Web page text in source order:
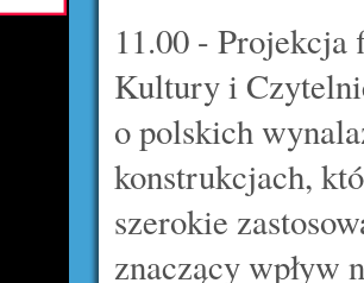
11.00 -
Kultury i
o polskich
konstrukcjach,
szerokie
znaczący wpływ